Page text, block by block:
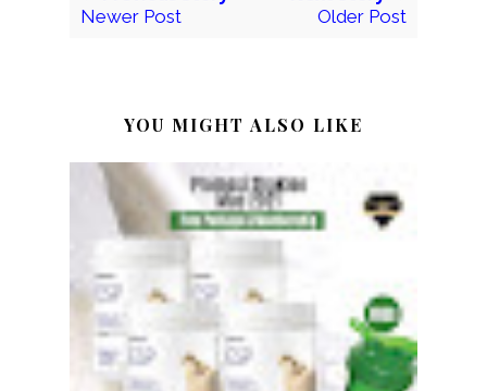
Newer Post Older Post
YOU MIGHT ALSO LIKE